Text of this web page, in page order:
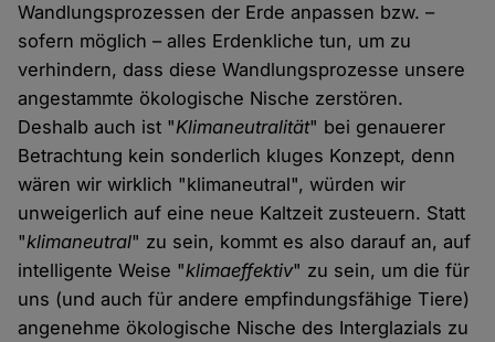
Wandlungsprozessen der Erde anpassen bzw. –
sofern möglich – alles Erdenkliche tun, um zu
verhindern, dass diese Wandlungsprozesse unsere
angestammte ökologische Nische zerstören.
Deshalb auch ist "Klimaneutralität" bei genauerer
Betrachtung kein sonderlich kluges Konzept, denn
wären wir wirklich "klimaneutral", würden wir
unweigerlich auf eine neue Kaltzeit zusteuern. Statt
"klimaneutral" zu sein, kommt es also darauf an, auf
intelligente Weise "klimaeffektiv" zu sein, um die für
uns (und auch für andere empfindungsfähige Tiere)
angenehme ökologische Nische des Interglazials zu